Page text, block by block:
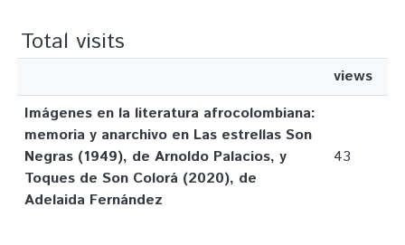
Total visits
views
Imágenes en la literatura afrocolombiana:
memoria y anarchivo en Las estrellas Son
Negras (1949), de Arnoldo Palacios, y
Toques de Son Colorá (2020), de
Adelaida Fernández
43